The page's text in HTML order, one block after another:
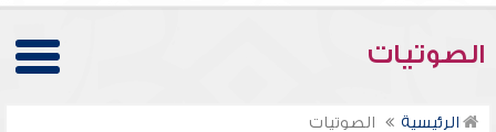
الصوتيات
الرئيسية الصوتيات